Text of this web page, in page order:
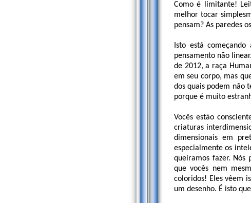
Como é limitante!
melhor tocar
pensam? As paredes
Isto está
pensamento não
de 2012, a raça
em seu corpo, mas
dos quais podem não
porque é muito
Vocês estão
criaturas
dimensionais em
especialmente os
queiramos fazer. Nós
que vocês nem
coloridos! Eles vêem
um desenho. É isto